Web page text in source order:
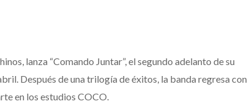
lanza “Comando Juntar”, el segundo adelanto de su
Después de una trilogía de éxitos, la banda regresa con
en los estudios COCO.